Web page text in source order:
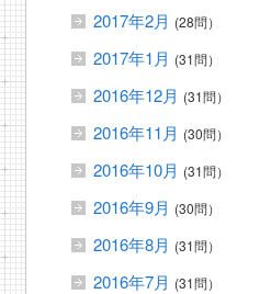
2017年2月 (28問）
2017年1月 (31問）
2016年12月 (31問）
2016年11月 (30問）
2016年10月 (31問）
2016年9月 (30問）
2016年8月 (31問）
2016年7月 (31問）